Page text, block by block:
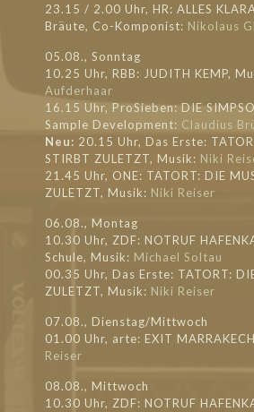
23.15 / 2.00 Uhr, HR: ALLES
Bräute, Co-Komponist: Nikolaus
05.08., Sonntag
10.25 Uhr, RBB: JUDITH KEMP,
Aufderhaar
16.15 Uhr, ProSieben: DIE
Sample Development: Claudius
Neu: 20.15 Uhr, Das Erste:
STIRBT ZULETZT, Musik: Niki
21.45 Uhr, ONE: TATORT: DIE
ZULETZT, Musik: Niki Reiser
06.08., Montag
10.30 Uhr, ZDF: NOTRUF
Schule, Musik: Michael Soltau
00.35 Uhr, Das Erste: TATORT:
ZULETZT, Musik: Niki Reiser
07.08., Dienstag/Mittwoch
01.00 Uhr, arte: EXIT
Reiser
08.08., Mittwoch
10.30 Uhr, ZDF: NOTRUF